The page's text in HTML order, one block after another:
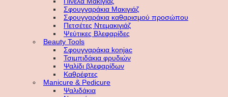
Σφουγγαράκια Μακιγιάζ
Σφουγγαράκια καθαρισμού προσώπου
Πετσέτες Ντεμακιγιάζ
Ψεύτικες Βλεφαρίδες
Beauty Tools
Σφουγγαράκια konjac
Τσιμπιδάκια φρυδιών
Ψαλίδι βλεφαρίδων
Καθρέφτες
Manicure & Pedicure
Ψαλιδάκια